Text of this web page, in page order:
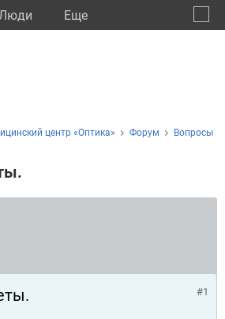
Eще
центр «Оптика» Форум
Вопросы
#1